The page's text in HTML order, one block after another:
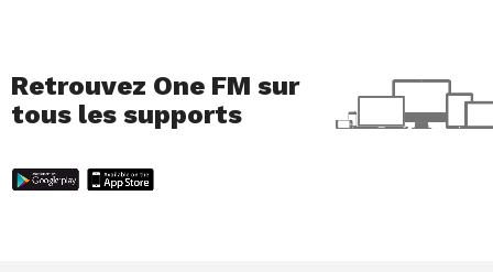
Retrouvez One FM sur
tous les supports